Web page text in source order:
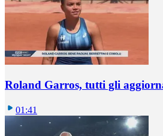
Roland Garros, tutti gli
01:41